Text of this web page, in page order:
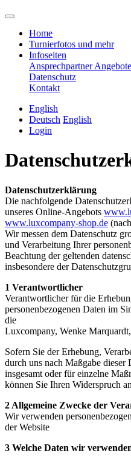
Home
Turnierfotos und mehr
Infoseiten
AnsprechpartnerAngebote
Datenschutz
Kontakt
English
Deutsch English
Login
Datenschutzerklärung
Die nachfolgende
unseres Online-Angebots
www.luxcompany-shop.de
Wir messen dem Datenschutz
und Verarbeitung Ihrer
Beachtung der geltenden
insbesondere der
1 Verantwortlicher
Verantwortlicher für die
personenbezogenen Daten im
die
Luxcompany, Wenke Marquardt,
Sofern Sie der Erhebung,
durch uns nach Maßgabe dieser
insgesamt oder für einzelne
können Sie Ihren Widerspruch
2 Allgemeine Zwecke der
Wir verwenden
der Website
3 Welche Daten wir